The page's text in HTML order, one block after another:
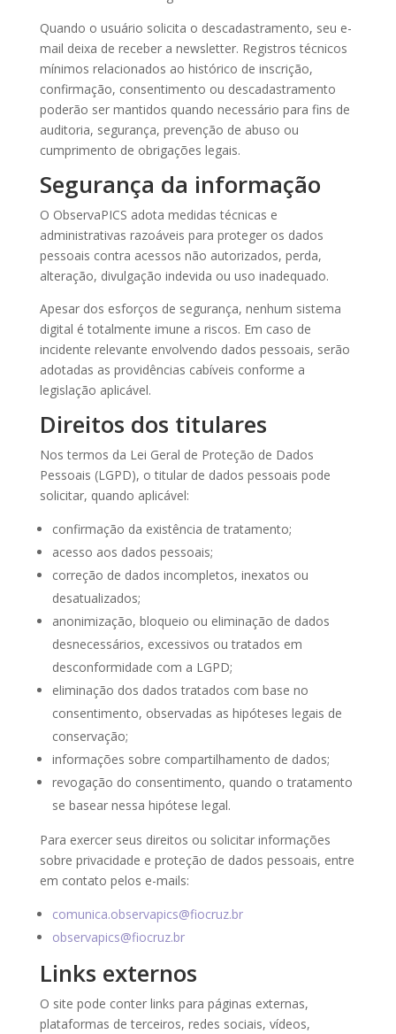
Quando o usuário solicita o descadastramento, seu e-
mail deixa de receber a newsletter. Registros técnicos
mínimos relacionados ao histórico de inscrição,
confirmação, consentimento ou descadastramento
poderão ser mantidos quando necessário para fins de
auditoria, segurança, prevenção de abuso ou
cumprimento de obrigações legais.
Segurança da informação
O ObservaPICS adota medidas técnicas e
administrativas razoáveis para proteger os dados
pessoais contra acessos não autorizados, perda,
alteração, divulgação indevida ou uso inadequado.
Apesar dos esforços de segurança, nenhum sistema
digital é totalmente imune a riscos. Em caso de
incidente relevante envolvendo dados pessoais, serão
adotadas as providências cabíveis conforme a
legislação aplicável.
Direitos dos titulares
Nos termos da Lei Geral de Proteção de Dados
Pessoais (LGPD), o titular de dados pessoais pode
solicitar, quando aplicável:
confirmação da existência de tratamento;
acesso aos dados pessoais;
correção de dados incompletos, inexatos ou
desatualizados;
anonimização, bloqueio ou eliminação de dados
desnecessários, excessivos ou tratados em
desconformidade com a LGPD;
eliminação dos dados tratados com base no
consentimento, observadas as hipóteses legais de
conservação;
informações sobre compartilhamento de dados;
revogação do consentimento, quando o tratamento
se basear nessa hipótese legal.
Para exercer seus direitos ou solicitar informações
sobre privacidade e proteção de dados pessoais, entre
em contato pelos e-mails:
comunica.observapics@fiocruz.br
observapics@fiocruz.br
Links externos
O site pode conter links para páginas externas,
plataformas de terceiros, redes sociais, vídeos,